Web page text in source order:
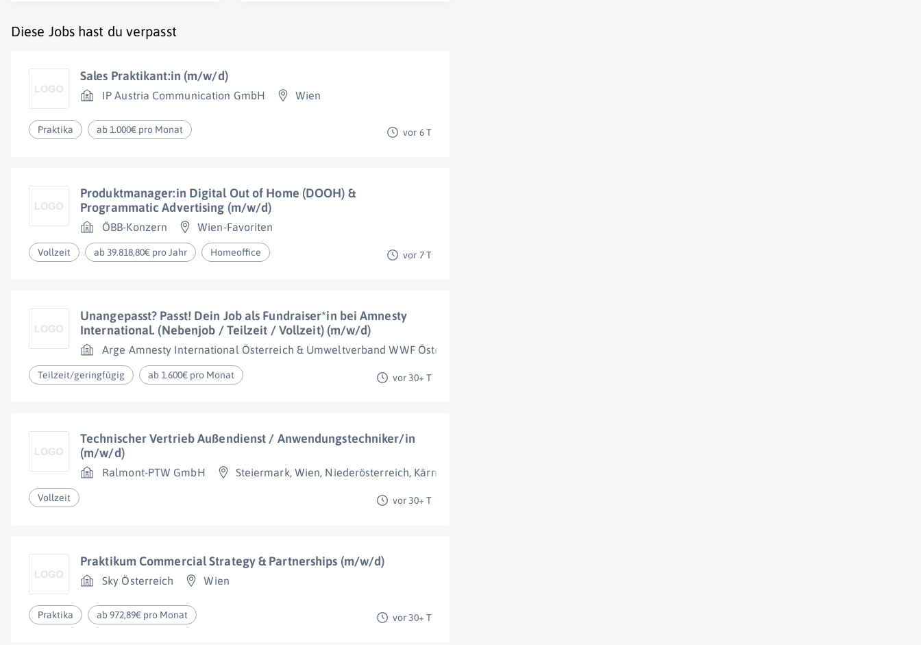
Diese Jobs hast du verpasst
Sales Praktikant:in (m/w/d)
IP Austria Communication GmbH Wien
Praktika ab 1.000€ pro Monat vor 6 T
Produktmanager:in Digital Out of Home (DOOH) &
Programmatic Advertising (m/w/d)
ÖBB-Konzern Wien-Favoriten
Vollzeit ab 39.818,80€ pro Jahr Homeoffice vor 7 T
Unangepasst? Passt! Dein Job als Fundraiser*in bei Amnesty
International. (Nebenjob / Teilzeit / Vollzeit) (m/w/d)
Arge Amnesty International Österreich & Umweltverband WWF Österreich
Teilzeit/geringfügig ab 1.600€ pro Monat vor 30+ T
Technischer Vertrieb Außendienst / Anwendungstechniker/in
(m/w/d)
Ralmont-PTW GmbH Steiermark, Wien, Niederösterreich, Kärnten
Vollzeit vor 30+ T
Praktikum Commercial Strategy & Partnerships (m/w/d)
Sky Österreich Wien
Praktika ab 972,89€ pro Monat vor 30+ T